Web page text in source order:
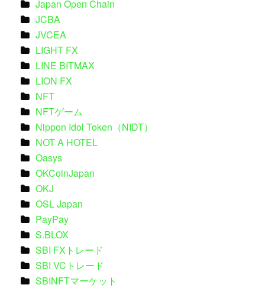
Japan Open Chain
JCBA
JVCEA
LIGHT FX
LINE BITMAX
LION FX
NFT
NFTゲーム
Nippon Idol Token（NIDT）
NOT A HOTEL
Oasys
OKCoinJapan
OKJ
OSL Japan
PayPay
S.BLOX
SBI FXトレード
SBI VCトレード
SBINFTマーケット